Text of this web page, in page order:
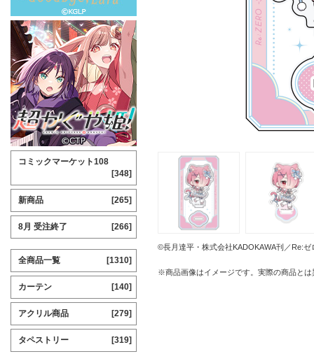
©長月達平・株式会社KADOKAWA刊／Re:
※商品画像はイメージです。実際の商品と
コミックマーケット108
[348]
新商品 [265]
8月 受注終了 [266]
全商品一覧 [1310]
カーテン [140]
アクリル商品 [279]
タペストリー [319]